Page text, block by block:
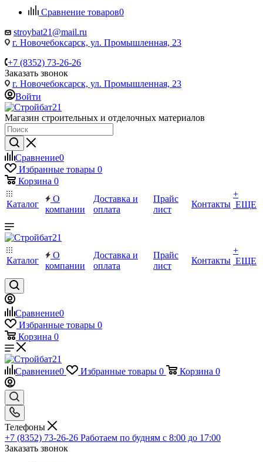
Сравнение товаров0
stroybat21@mail.ru
г. Новочебоксарск, ул. Промышленная, 23
+7 (8352) 73-26-26
Заказать звонок
г. Новочебоксарск, ул. Промышленная, 23
Войти
Магазин строительных и отделочных материалов
Сравнение0
Избранные товары 0
Корзина 0
Каталог
О
компании
Доставка и
оплата
Прайс
лист
Контакты
+
ЕЩЕ
Каталог
О
компании
Доставка и
оплата
Прайс
лист
Контакты
+
ЕЩЕ
Сравнение0
Избранные товары 0
Корзина 0
Сравнение0 Избранные товары 0 Корзина 0
Телефоны
+7 (8352) 73-26-26 Работаем по будням с 8:00 до 17:00
Заказать звонок